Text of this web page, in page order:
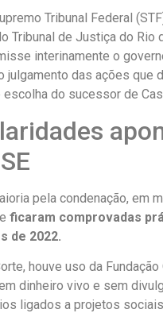
Tribunal Federal
Tribunal de Justiça do Rio
interinamente o
julgamento das ações que
do sucessor de
pela condenação, em
ficaram comprovadas
de 2022.
houve uso da Fundação
dinheiro vivo e sem
ligados a projetos